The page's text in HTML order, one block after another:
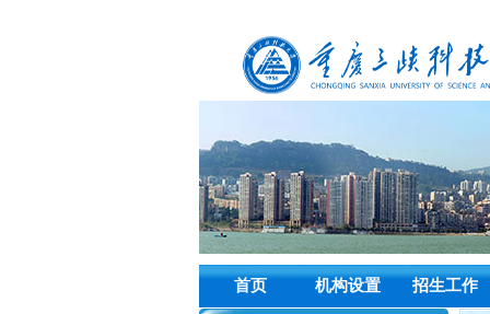
首页 机构设置 招生工作